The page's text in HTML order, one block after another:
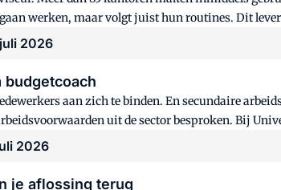
werken, maar volgt juist hun routines. Dit
tot dossiervorming.
juli 2026
budgetcoach
aan zich te binden. En secundaire
uit de sector besproken. Bij
2026
je aflossing terug